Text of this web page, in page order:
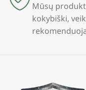
Mūsų
kokybiški,